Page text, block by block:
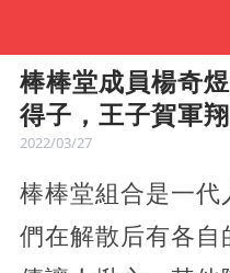
棒棒堂成員楊奇
得子，王子賀軍
2022/03/27
棒棒堂組合是一代
們在解散后有各自